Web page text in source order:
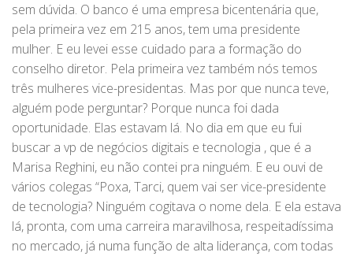
sem dúvida. O banco é uma empresa bicentenária que,
pela primeira vez em 215 anos, tem uma presidente
mulher. E eu levei esse cuidado para a formação do
conselho diretor. Pela primeira vez também nós temos
três mulheres vice-presidentas. Mas por que nunca teve,
alguém pode perguntar? Porque nunca foi dada
oportunidade. Elas estavam lá. No dia em que eu fui
buscar a vp de negócios digitais e tecnologia , que é a
Marisa Reghini, eu não contei pra ninguém. E eu ouvi de
vários colegas “Poxa, Tarci, quem vai ser vice-presidente
de tecnologia? Ninguém cogitava o nome dela. E ela estava
lá, pronta, com uma carreira maravilhosa, respeitadíssima
no mercado, já numa função de alta liderança, com todas